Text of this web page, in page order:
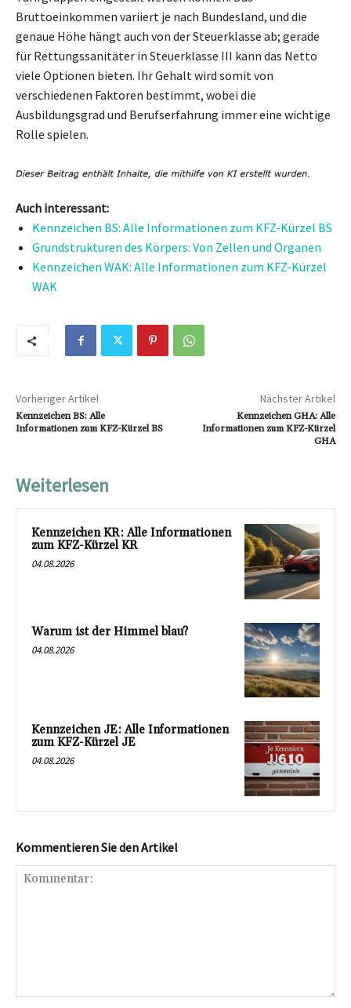
Bruttoeinkommen variiert je nach Bundesland, und die
genaue Höhe hängt auch von der Steuerklasse ab; gerade
für Rettungssanitäter in Steuerklasse III kann das Netto
viele Optionen bieten. Ihr Gehalt wird somit von
verschiedenen Faktoren bestimmt, wobei die
Ausbildungsgrad und Berufserfahrung immer eine wichtige
Rolle spielen.
Auch interessant:
Kennzeichen BS: Alle Informationen zum KFZ-Kürzel BS
Grundstrukturen des Körpers: Von Zellen und Organen
Kennzeichen WAK: Alle Informationen zum KFZ-Kürzel
WAK
Vorheriger Artikel
Kennzeichen BS: Alle
Informationen zum KFZ-Kürzel BS
Nächster Artikel
Kennzeichen GHA: Alle
Informationen zum KFZ-Kürzel
GHA
Weiterlesen
Kennzeichen KR: Alle Informationen
zum KFZ-Kürzel KR
04.08.2026
Warum ist der Himmel blau?
04.08.2026
Kennzeichen JE: Alle Informationen
zum KFZ-Kürzel JE
04.08.2026
Kommentieren Sie den Artikel